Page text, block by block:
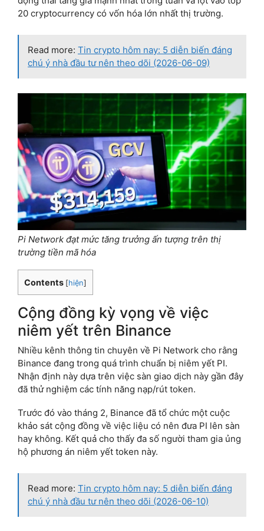
20 cryptocurrency có vốn hóa lớn nhất thị trường.
Read more: Tin crypto hôm nay: 5 diễn biến đáng
chú ý nhà đầu tư nên theo dõi (2026-06-09)
Pi Network đạt mức tăng trưởng ấn tượng trên thị
trường tiền mã hóa
Contents [hiện]
Cộng đồng kỳ vọng về việc
niêm yết trên Binance
Nhiều kênh thông tin chuyên về Pi Network cho rằng
Binance đang trong quá trình chuẩn bị niêm yết PI.
Nhận định này dựa trên việc sàn giao dịch này gần đây
đã thử nghiệm các tính năng nạp/rút token.
Trước đó vào tháng 2, Binance đã tổ chức một cuộc
khảo sát cộng đồng về việc liệu có nên đưa PI lên sàn
hay không. Kết quả cho thấy đa số người tham gia ủng
hộ phương án niêm yết token này.
Read more: Tin crypto hôm nay: 5 diễn biến đáng
chú ý nhà đầu tư nên theo dõi (2026-06-10)